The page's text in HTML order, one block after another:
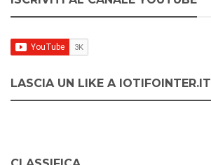
LASCIA UN LIKE A IOTIFOINTER.IT